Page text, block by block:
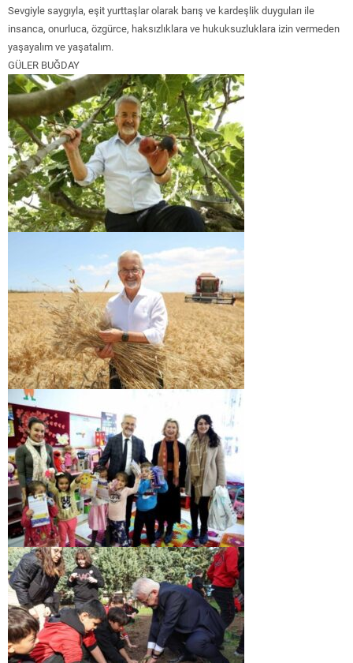
Sevgiyle saygıyla, eşit yurttaşlar olarak barış ve kardeşlik duyguları ile
insanca, onurluca, özgürce, haksızlıklara ve hukuksuzluklara izin vermeden
yaşayalım ve yaşatalım.
GÜLER BUĞDAY